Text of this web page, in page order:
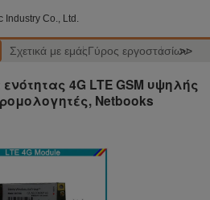
Industry Co., Ltd.
Σχετικά με εμάςΓύρος εργοστασίων
>>
4G LTE GSM υψηλής
Netbooks